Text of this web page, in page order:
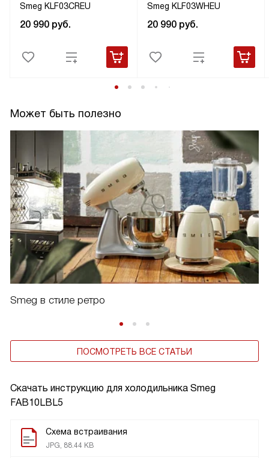
Скачать инструкцию для холодильника Smeg
FAB10LBL5
Схема встраивания
JPG, 88.44 KB
Smeg KLF03CREU
20 990 руб.
Smeg KLF03WHEU
20 990 руб.
Может быть полезно
Smeg в стиле ретро
ПОСМОТРЕТЬ ВСЕ СТАТЬИ